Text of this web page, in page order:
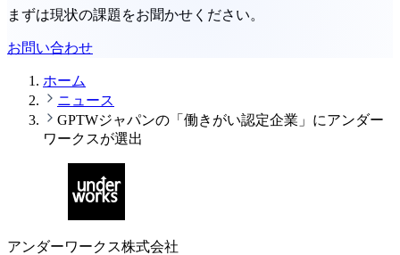
まずは現状の課題をお聞かせください。
お問い合わせ
ホーム
ニュース
GPTWジャパンの「働きがい認定企業」にアンダー
ワークスが選出
アンダーワークス株式会社